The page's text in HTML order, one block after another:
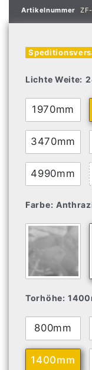
Artikelnummer
Lichte Weite:
1970mm
3470mm
4990mm
Farbe:
Torhöhe:
800mm
1400mm